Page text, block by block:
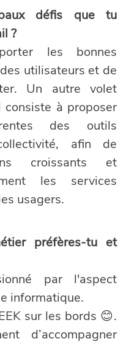
défis que tu
?
les bonnes
utilisateurs et de
Un autre volet
à proposer
des outils
afin de
croissants et
les services
usagers.
préfères-tu et
par l'aspect
informatique.
sur les bords 😊.
d’accompagner